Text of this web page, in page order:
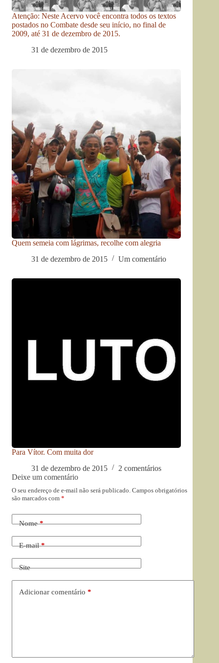
Atenção: Neste Acervo você encontra todos os textos
postados no Combate desde seu início, no final de
2009, até 31 de dezembro de 2015.
31 de dezembro de 2015
Quem semeia com lágrimas, recolhe com alegria
31 de dezembro de 2015
Um comentário
Para Vítor. Com muita dor
31 de dezembro de 2015
2 comentários
Deixe um comentário
O seu endereço de e-mail não será publicado. Campos obrigatórios
são marcados com *
Nome*
E-mail*
Site
Adicionar comentário *